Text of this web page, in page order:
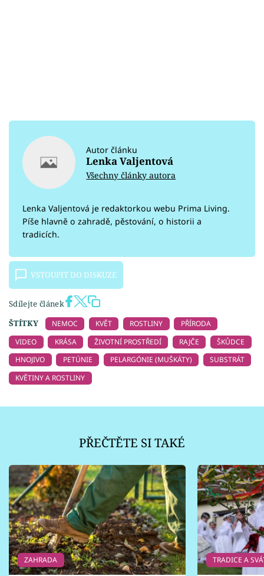
Autor článku
Lenka Valjentová
Všechny články autora
Lenka Valjentová je redaktorkou webu Prima Living.
Píše hlavně o zahradě, pěstování, o historii a
tradicích.
VSTOUPIT DO DISKUZE
Sdílejte článek
ŠTÍTKY
NEMOC KVĚT ROSTLINY
PŘÍRODA
VIDEO
KRÁSA ŽIVOTNÍ PROSTŘEDÍ RAJČE
ŠKŮDCE
HNOJIVO
PETÚNIE PELARGÓNIE (MUŠKÁTY)
SUBSTRÁT
KVĚTINY A ROSTLINY
PŘEČTĚTE SI TAKÉ
ZAHRADA TRADICE A